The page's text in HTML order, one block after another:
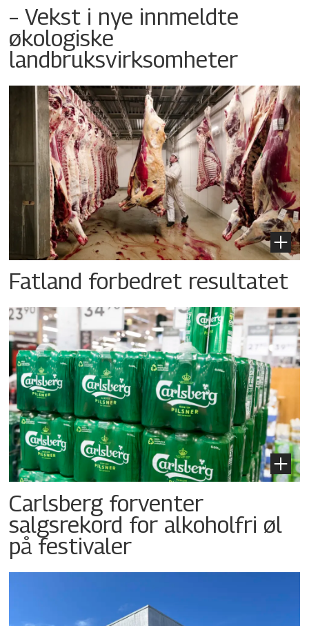
– Vekst i nye innmeldte
økologiske
landbruksvirksomheter
Fatland forbedret resultatet
Carlsberg forventer
salgsrekord for alkoholfri øl
på festivaler